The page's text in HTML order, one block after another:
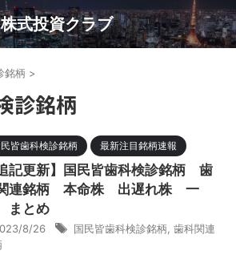
株式投資クラブ
銘柄 >
診銘柄
皆歯科検診銘柄 最新注目銘柄速報
追記更新】国民皆歯科検診銘柄 歯
連銘柄 本命株 出遅れ株 一
とめ
8/26 国民皆歯科検診銘柄 歯科関連